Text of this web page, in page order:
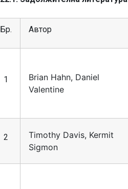
Бр. Автор
1
Brian Hahn, Daniel
Valentine
2
Timothy Davis, Kermit
Sigmon